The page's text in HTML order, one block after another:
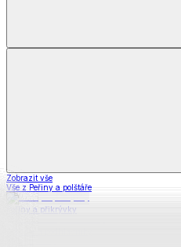
Zobrazit vše
Vše z Peřiny a polštáře
Peřiny a přikrývky